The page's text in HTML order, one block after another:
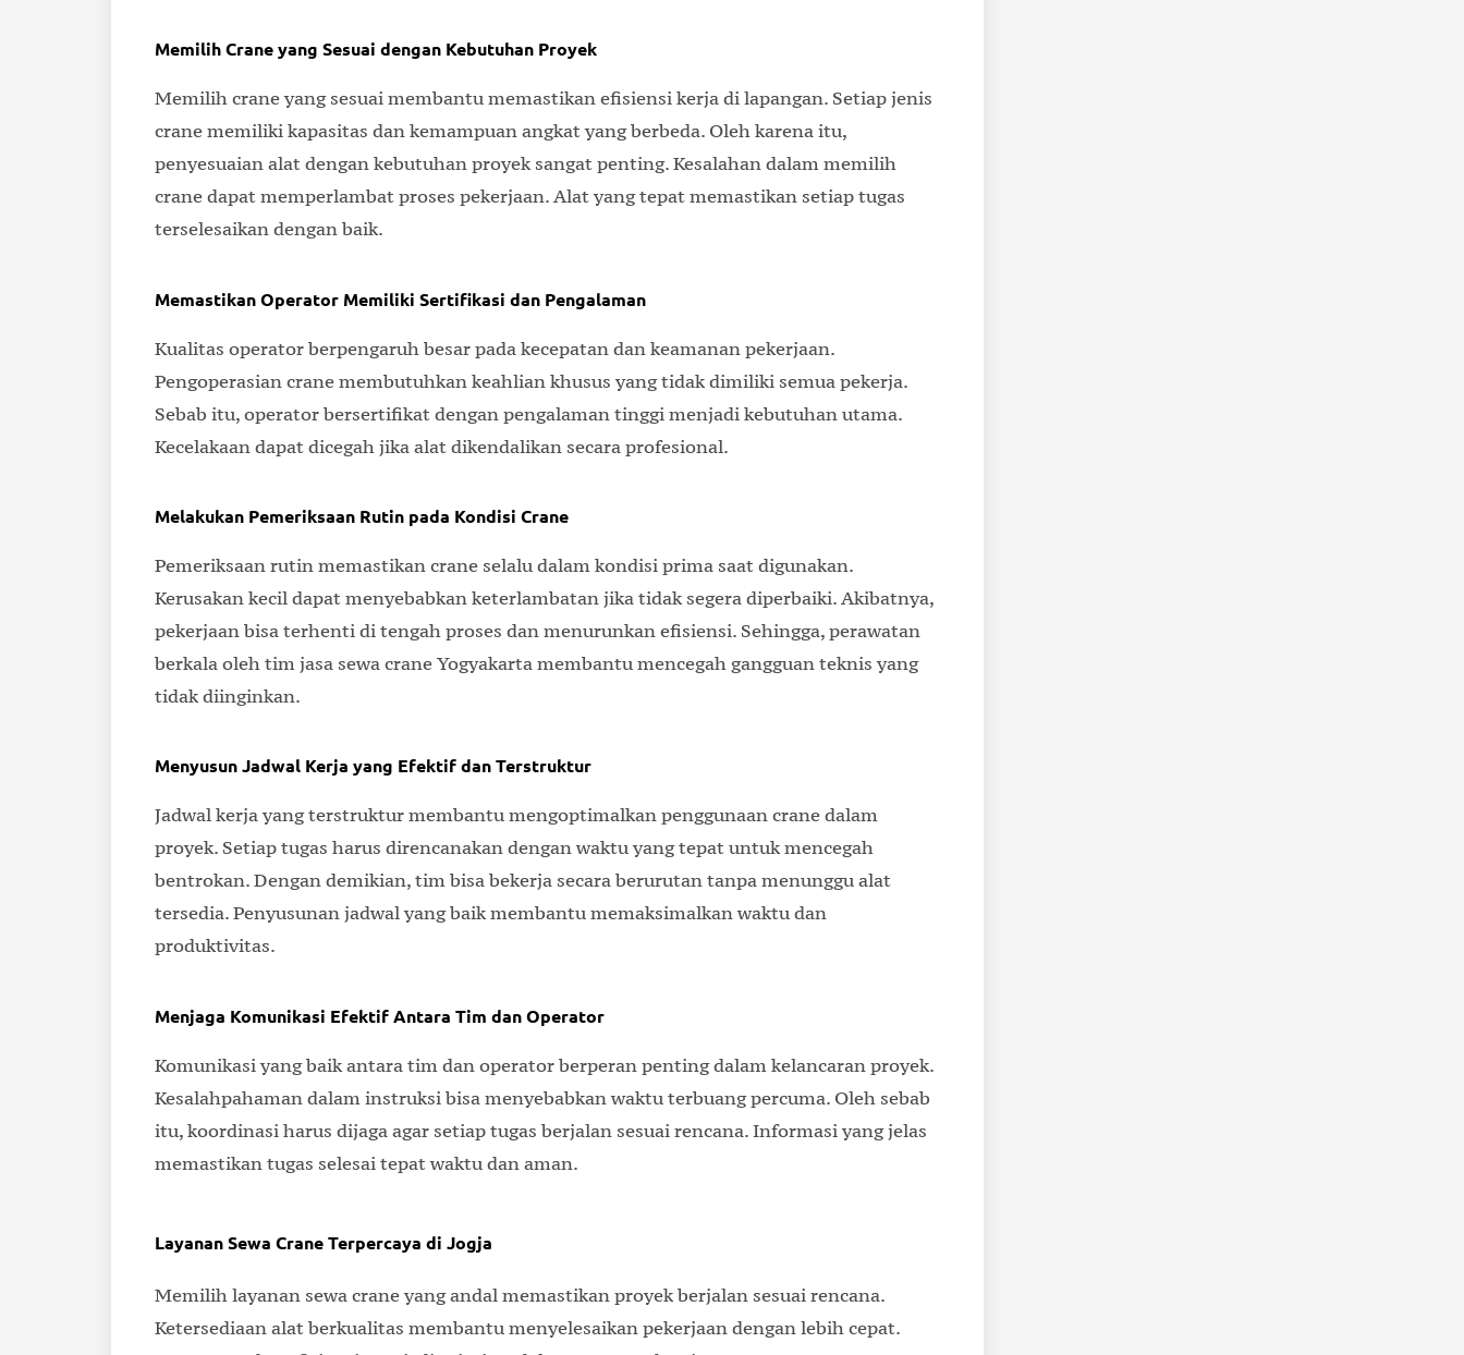
Memilih Crane yang Sesuai dengan Kebutuhan Proyek
Memilih crane yang sesuai membantu memastikan efisiensi kerja di lapangan. Setiap jenis
crane memiliki kapasitas dan kemampuan angkat yang berbeda. Oleh karena itu,
penyesuaian alat dengan kebutuhan proyek sangat penting. Kesalahan dalam memilih
crane dapat memperlambat proses pekerjaan. Alat yang tepat memastikan setiap tugas
terselesaikan dengan baik.
Memastikan Operator Memiliki Sertifikasi dan Pengalaman
Kualitas operator berpengaruh besar pada kecepatan dan keamanan pekerjaan.
Pengoperasian crane membutuhkan keahlian khusus yang tidak dimiliki semua pekerja.
Sebab itu, operator bersertifikat dengan pengalaman tinggi menjadi kebutuhan utama.
Kecelakaan dapat dicegah jika alat dikendalikan secara profesional.
Melakukan Pemeriksaan Rutin pada Kondisi Crane
Pemeriksaan rutin memastikan crane selalu dalam kondisi prima saat digunakan.
Kerusakan kecil dapat menyebabkan keterlambatan jika tidak segera diperbaiki. Akibatnya,
pekerjaan bisa terhenti di tengah proses dan menurunkan efisiensi. Sehingga, perawatan
berkala oleh tim jasa sewa crane Yogyakarta membantu mencegah gangguan teknis yang
tidak diinginkan.
Menyusun Jadwal Kerja yang Efektif dan Terstruktur
Jadwal kerja yang terstruktur membantu mengoptimalkan penggunaan crane dalam
proyek. Setiap tugas harus direncanakan dengan waktu yang tepat untuk mencegah
bentrokan. Dengan demikian, tim bisa bekerja secara berurutan tanpa menunggu alat
tersedia. Penyusunan jadwal yang baik membantu memaksimalkan waktu dan
produktivitas.
Menjaga Komunikasi Efektif Antara Tim dan Operator
Komunikasi yang baik antara tim dan operator berperan penting dalam kelancaran proyek.
Kesalahpahaman dalam instruksi bisa menyebabkan waktu terbuang percuma. Oleh sebab
itu, koordinasi harus dijaga agar setiap tugas berjalan sesuai rencana. Informasi yang jelas
memastikan tugas selesai tepat waktu dan aman.
Layanan Sewa Crane Terpercaya di Jogja
Memilih layanan sewa crane yang andal memastikan proyek berjalan sesuai rencana.
Ketersediaan alat berkualitas membantu menyelesaikan pekerjaan dengan lebih cepat.